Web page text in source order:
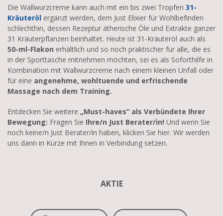
Die Wallwurzcreme kann auch mit ein bis zwei Tropfen 31-
Kräuteröl ergänzt werden, dem Just Elixier für Wohlbefinden
schlechthin, dessen Rezeptur ätherische Öle und Extrakte ganzer
31 Kräuterpflanzen beinhaltet. Heute ist 31-Kräuteröl auch als
50-ml-Flakon erhältlich und so noch praktischer für alle, die es
in der Sporttasche mitnehmen möchten, sei es als Soforthilfe in
Kombination mit Wallwurzcreme nach einem kleinen Unfall oder
für eine angenehme, wohltuende und erfrischende
Massage nach dem Training.
Entdecken Sie weitere „Must-haves” als Verbündete Ihrer
Bewegung: Fragen Sie Ihre/n Just Berater/in! Und wenn Sie
noch keine/n Just Berater/in haben, klicken Sie hier. Wir werden
uns dann in Kürze mit Ihnen in Verbindung setzen.
AKTIE